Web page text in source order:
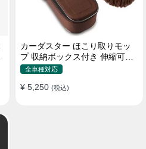
カーダスター ほこり取りモッ
プ 収納ボックス付き 伸縮可能
ワックスブラシ 洗車ブラシ
全車種対応
¥ 5,250 (税込)